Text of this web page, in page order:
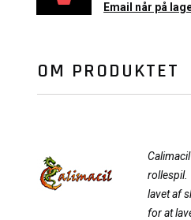
Email når på
OM PRODUKTET
rollespil.
lavet af
for at